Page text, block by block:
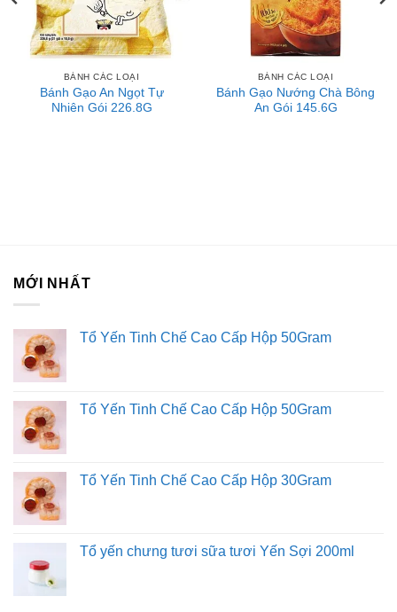
BÁNH CÁC LOẠI
Bánh Gạo An Ngọt Tự
Nhiên Gói 226.8G
BÁNH CÁC LOẠI
Bánh Gạo Nướng Chà Bông
An Gói 145.6G
MỚI NHẤT
Tổ Yến Tinh Chế Cao Cấp Hộp 50Gram
Tổ Yến Tinh Chế Cao Cấp Hộp 50Gram
Tổ Yến Tinh Chế Cao Cấp Hộp 30Gram
Tổ yến chưng tươi sữa tươi Yến Sợi 200ml